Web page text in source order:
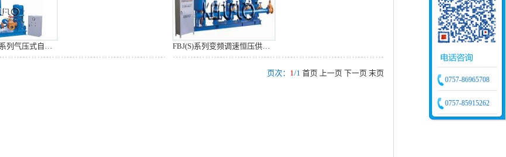
FB2R、FB2P系列气压式自动给水设备 FBJ(S)系列变频调速恒压供水设备
页次： 1/1 首页 上一页 下一页 末页
0757-86965708
0757-85915262